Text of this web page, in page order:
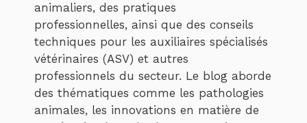
animaliers, des pratiques
professionnelles, ainsi que des conseils
techniques pour les auxiliaires spécialisés
vétérinaires (ASV) et autres
professionnels du secteur. Le blog aborde
des thématiques comme les pathologies
animales, les innovations en matière de